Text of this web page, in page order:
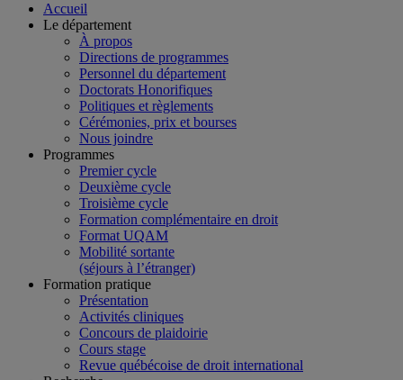
Accueil
Le département
À propos
Directions de programmes
Personnel du département
Doctorats Honorifiques
Politiques et règlements
Cérémonies, prix et bourses
Nous joindre
Programmes
Premier cycle
Deuxième cycle
Troisième cycle
Formation complémentaire en droit
Format UQAM
Mobilité sortante
(séjours à l’étranger)
Formation pratique
Présentation
Activités cliniques
Concours de plaidoirie
Cours stage
Revue québécoise de droit international